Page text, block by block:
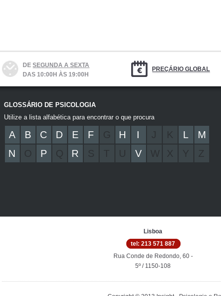
DESEGUNDA A SEXTA
DAS 10:00H ÀS 19:00H
PREÇÁRIO GLOBAL
GLOSSÁRIO DE PSICOLOGIA
Utilize a lista alfabética para encontrar o que procura
A B C D E F G H I K L
M
N
O P Q R S V W X Y Z
Lisboa
tel: 213 571 887
Rua Conde de Redondo, 60 -
5º / 1150-108